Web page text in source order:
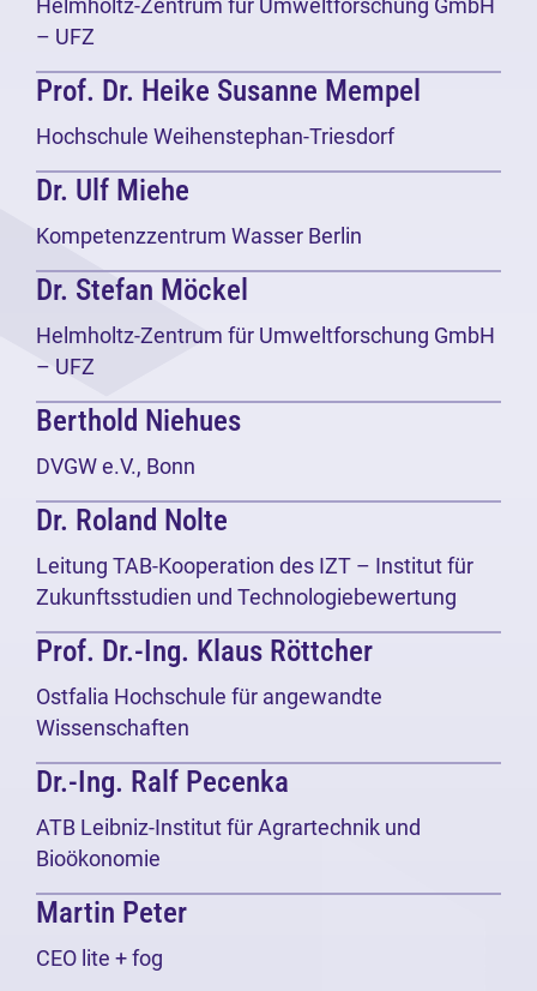
Helmholtz-Zentrum für Umweltforschung GmbH
– UFZ
Prof. Dr. Heike Susanne Mempel
Hochschule Weihenstephan-Triesdorf
Dr. Ulf Miehe
Kompetenzzentrum Wasser Berlin
Dr. Stefan Möckel
Helmholtz-Zentrum für Umweltforschung GmbH
– UFZ
Berthold Niehues
DVGW e.V., Bonn
Dr. Roland Nolte
Leitung TAB-Kooperation des IZT – Institut für
Zukunftsstudien und Technologiebewertung
Prof. Dr.-Ing. Klaus Röttcher
Ostfalia Hochschule für angewandte
Wissenschaften
Dr.-Ing. Ralf Pecenka
ATB Leibniz-Institut für Agrartechnik und
Bioökonomie
Martin Peter
CEO lite + fog